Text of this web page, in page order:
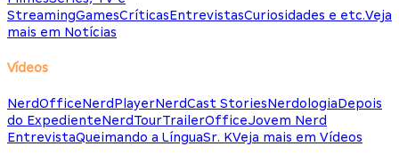
StreamingGamesCríticasEntrevistasCuriosidades e etc.Veja
mais em Notícias
Vídeos
NerdOfficeNerdPlayerNerdCast StoriesNerdologiaDepois
do ExpedienteNerdTourTrailerOfficeJovem Nerd
EntrevistaQueimando a LínguaSr. KVeja mais em Vídeos